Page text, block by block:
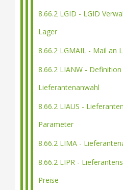
8.66.2 LGID - LGID
Lager
8.66.2 LGMAIL - Mail an
8.66.2 LIANW -
Lieferantenanwahl
8.66.2 LIAUS -
Parameter
8.66.2 LIMA -
8.66.2 LIPR -
Preise